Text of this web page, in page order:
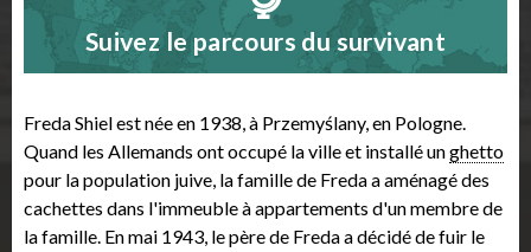
Suivez le parcours du survivant
Freda Shiel est née en 1938, à Przemyślany, en Pologne.
Quand les Allemands ont occupé la ville et installé unghetto
pour la population juive, la famille de Freda a aménagé des
cachettes dans l'immeuble à appartements d'un membre de
la famille. En mai 1943, le père de Freda a décidé de fuir le